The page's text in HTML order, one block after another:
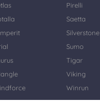
Pirelli
Saetta
Silverstone
Sumo
Tigar
Viking
Winrun